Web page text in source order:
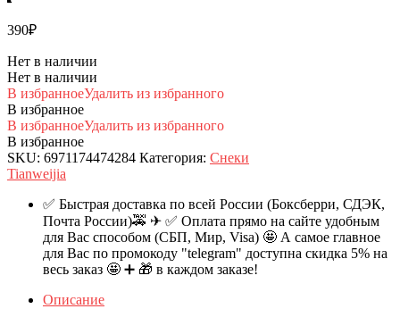
390₽
Нет в наличии
Нет в наличии
В избранноеУдалить из избранного
В избранное
В избранноеУдалить из избранного
В избранное
SKU: 6971174474284 Категория: Снеки
Tianweijia
✅ Быстрая доставка по всей России (Боксберри, СДЭК,
Почта России)🚕 ✈ ✅ Оплата прямо на сайте удобным
для Вас способом (СБП, Мир, Visa) 🤩 А самое главное
для Вас по промокоду "telegram" доступна скидка 5% на
весь заказ 🤩 ➕ 🎁 в каждом заказе!
Описание